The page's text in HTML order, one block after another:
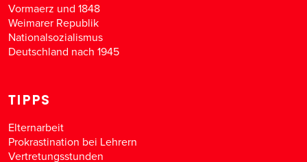
Vormaerz und 1848
Weimarer Republik
Nationalsozialismus
Deutschland nach 1945
TIPPS
Elternarbeit
Prokrastination bei Lehrern
Vertretungsstunden